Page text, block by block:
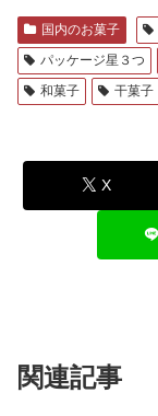
国内のお菓子
パッケージ星３つ
和菓子
干菓子
X
関連記事